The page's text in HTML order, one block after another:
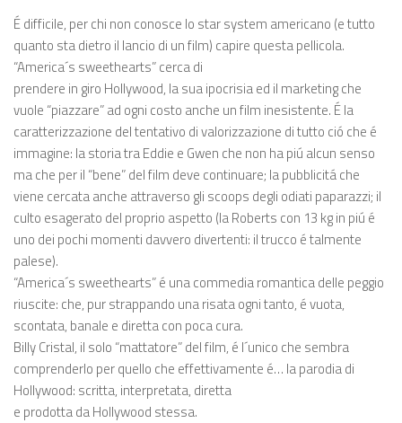
É difficile, per chi non conosce lo star system americano (e tutto
quanto sta dietro il lancio di un film) capire questa pellicola.
“America´s sweethearts” cerca di
prendere in giro Hollywood, la sua ipocrisia ed il marketing che
vuole “piazzare” ad ogni costo anche un film inesistente. É la
caratterizzazione del tentativo di valorizzazione di tutto ció che é
immagine: la storia tra Eddie e Gwen che non ha piú alcun senso
ma che per il “bene” del film deve continuare; la pubblicitá che
viene cercata anche attraverso gli scoops degli odiati paparazzi; il
culto esagerato del proprio aspetto (la Roberts con 13 kg in piú é
uno dei pochi momenti davvero divertenti: il trucco é talmente
palese).
“America´s sweethearts” é una commedia romantica delle peggio
riuscite: che, pur strappando una risata ogni tanto, é vuota,
scontata, banale e diretta con poca cura.
Billy Cristal, il solo “mattatore” del film, é l´unico che sembra
comprenderlo per quello che effettivamente é… la parodia di
Hollywood: scritta, interpretata, diretta
e prodotta da Hollywood stessa.